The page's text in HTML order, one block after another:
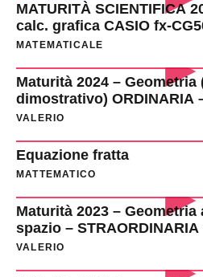
MATURITÀ SCIENTIFICA
calc. grafica CASIO fx-
MATEMATICALE
Maturità 2024 – Geometria
dimostrativo) ORDINARIA
VALERIO
Equazione fratta
MATTEMATICO
Maturità 2023 –
spazio – STRAORDINARIA
VALERIO